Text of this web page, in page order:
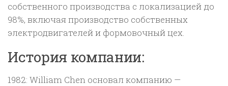
собственного производства с локализацией до
98%, включая производство собственных
электродвигателей и формовочный цех.
История компании:
1982: William Chen основал компанию —